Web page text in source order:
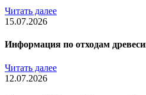
Читать далее
15.07.2026
Информация по отходам
Читать далее
12.07.2026